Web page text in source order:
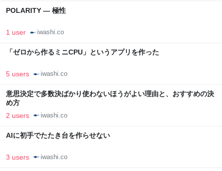
POLARITY — 極性
1 user iwashi.co
「ゼロから作るミニCPU」というアプリを作った
5 users iwashi.co
意思決定で多数決ばかり使わないほうがよい理由と、おすすめの決
め方
2 users iwashi.co
AIに初手でたたき台を作らせない
3 users iwashi.co